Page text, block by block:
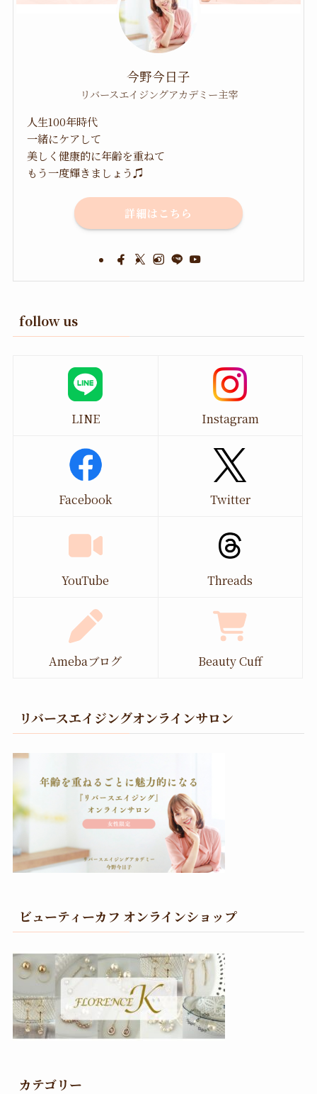
今野今日子
リバースエイジングアカデミー主宰
人生100年時代
一緒にケアして
美しく健康的に年齢を重ねて
もう一度輝きましょう♫
詳細はこちら
follow us
LINE Instagram
Facebook Twitter
YouTube Threads
Amebaブログ Beauty Cuff
リバースエイジングオンラインサロン
ビューティーカフ オンラインショップ
カテゴリー